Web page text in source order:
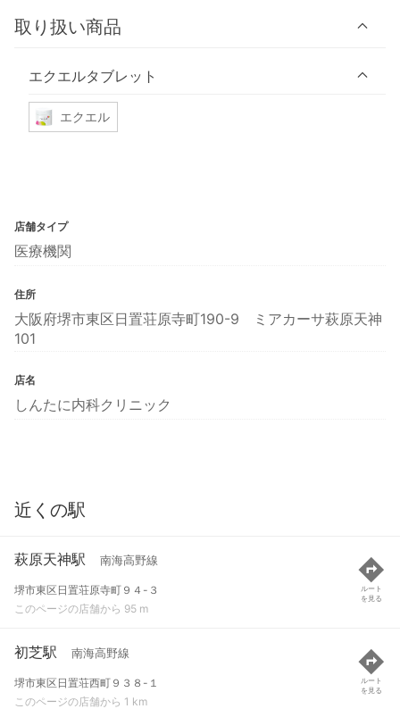
取り扱い商品
エクエルタブレット
エクエル
店舗タイプ
医療機関
住所
大阪府堺市東区日置荘原寺町190-9 ミアカーサ萩原天神
101
店名
しんたに内科クリニック
近くの駅
萩原天神駅 南海高野線
堺市東区日置荘原寺町９４-３
このページの店舗から 95 m
ルート
を見る
初芝駅 南海高野線
堺市東区日置荘西町９３８-１
このページの店舗から 1 km
ルート
を見る